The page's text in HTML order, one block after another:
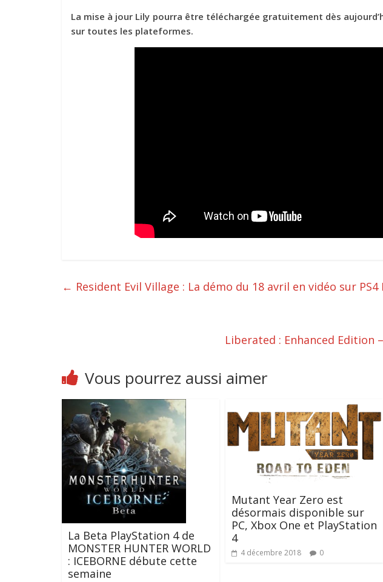
La mise à jour Lily pourra être téléchargée gratuitement dès
sur toutes les plateformes.
← Resident Evil Village : La démo du 18 avril en vidéo sur PS4
Liberated : Enhanced Edition
Vous pourrez aussi aimer
La Beta PlayStation 4 de
MONSTER HUNTER WORLD
: ICEBORNE débute cette
semaine
Mutant Year Zero est
désormais disponible sur
PC, Xbox One et PlayStation
4
4 décembre 2018 0